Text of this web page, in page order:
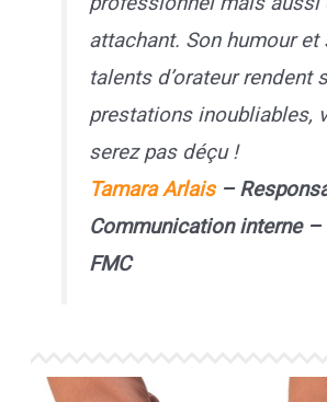
attachant. Son humour et
talents d’orateur rendent
prestations inoubliables,
serez pas déçu !
Tamara Arlais–
Communication interne –
FMC